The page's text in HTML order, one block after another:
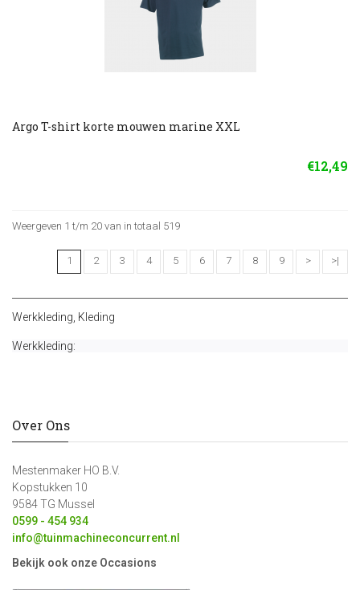
Argo T-shirt korte mouwen marine XXL
€12,49
Weergeven 1 t/m 20 van in totaal 519
1 2 3 4 5 6 7 8 9 > >|
Werkkleding Kleding
Werkkleding:
Over Ons
Mestenmaker HO B.V.
Kopstukken 10
9584 TG Mussel
0599 - 454 934
info@tuinmachineconcurrent.nl
Bekijk ook onze Occasions